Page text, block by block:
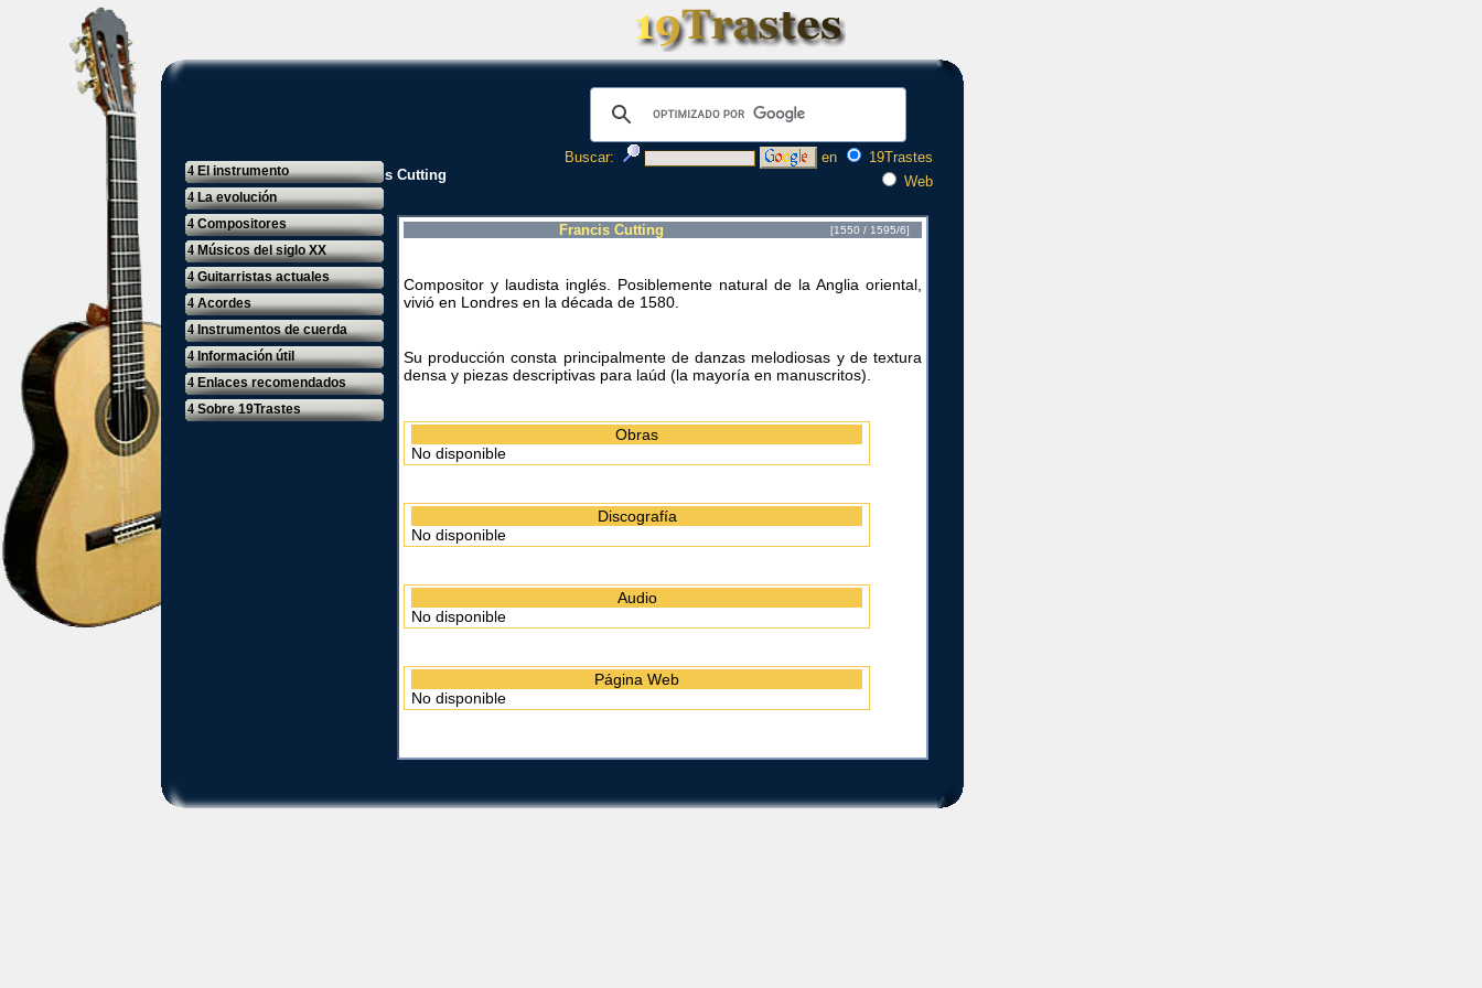
Inicio » Renacimiento » Francis Cutting
Buscar: en
19Trastes
Web
4El instrumento
4La evolución
4Compositores
4Músicos del siglo XX
4Guitarristas actuales
4Acordes
4Instrumentos de cuerda
4Información útil
4Enlaces recomendados
4Sobre 19Trastes
Francis Cutting [1550 / 1595/6]
Compositor y laudista inglés. Posiblemente natural de la Anglia oriental,
vivió en Londres en la década de 1580.
Su producción consta principalmente de danzas melodiosas y de textura
densa y piezas descriptivas para laúd (la mayoría en manuscritos).
Obras
No disponible
Discografía
No disponible
Audio
No disponible
Página Web
No disponible